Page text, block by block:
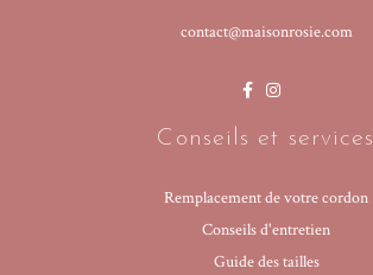
contact@maisonrosie.com
Conseils et services
Remplacement de votre cordon
Conseils d'entretien
Guide des tailles